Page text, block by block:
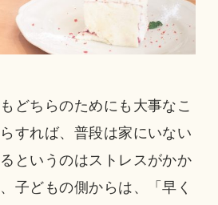
どちらのためにも大事なこ
すれば、普段は家にいない
というのはストレスがかか
子どもの側からは、「早く